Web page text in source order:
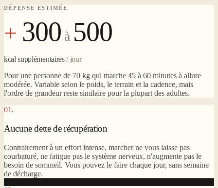
DÉPENSE ESTIMÉE
+ 300 à 500
kcal supplémentaires/ jour
Pour une personne de 70 kg qui marche 45 à 60 minutes à allure
modérée. Variable selon le poids, le terrain et la cadence, mais
l'ordre de grandeur reste similaire pour la plupart des adultes.
01.
Aucune dette de récupération
Contrairement à un effort intense, marcher ne vous laisse pas
courbaturé, ne fatigue pas le système nerveux, n'augmente pas le
besoin de sommeil. Vous pouvez le faire chaque jour, sans semaine
de décharge.